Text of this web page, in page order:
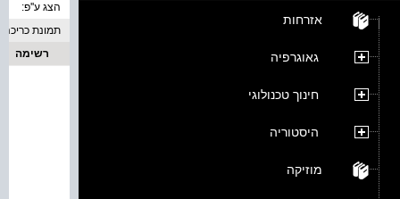
אזרחות
גאוגרפיה
חינוך טכנולוגי
היסטוריה
מוזיקה
הצג ע''פ:
תמונת כריכה
רשימה